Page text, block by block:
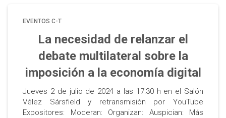
EVENTOS C-T
La necesidad de relanzar el
debate multilateral sobre la
imposición a la economía digital
Jueves 2 de julio de 2024 a las 17:30 h en el Salón
Vélez Sársfield y retransmisión por YouTube
Expositores: Moderan: Organizan: Auspician: Más